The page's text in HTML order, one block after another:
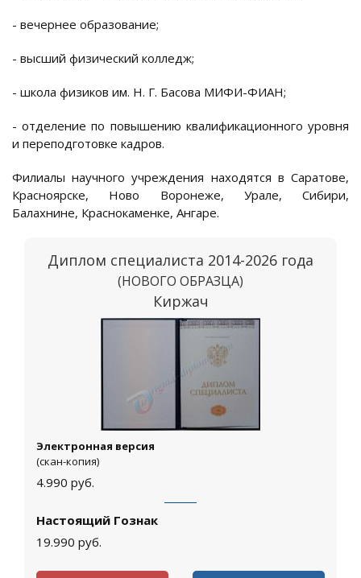
- вечернее образование;
- высший физический колледж;
- школа физиков им. Н. Г. Басова МИФИ-ФИАН;
- отделение по повышению квалификационного уровня
и переподготовке кадров.
Филиалы научного учреждения находятся в Саратове,
Красноярске, Ново Воронеже, Урале, Сибири,
Балахнине, Краснокаменке, Ангаре.
Диплом специалиста 2014-2026 года
(НОВОГО ОБРАЗЦА)
Киржач
Электронная версия
(скан-копия)
4.990 руб.
Настоящий Гознак
19.990 руб.